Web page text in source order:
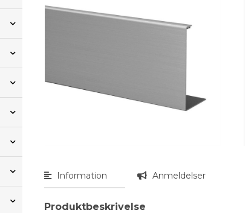
Information Anmeldelser
Produktbeskrivelse